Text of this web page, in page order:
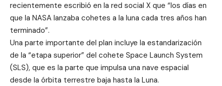
recientemente escribió en la red social X que “los días en
que la NASA lanzaba cohetes a la luna cada tres años han
terminado”.
Una parte importante del plan incluye la estandarización
de la “etapa superior” del cohete Space Launch System
(SLS), que es la parte que impulsa una nave espacial
desde la órbita terrestre baja hasta la Luna.